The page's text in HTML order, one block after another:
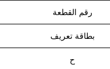
رقم القطعة
بطاقة تعريف
ح